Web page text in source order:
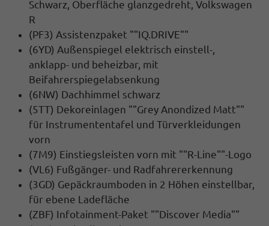
Schwarz, Oberfläche glanzgedreht, Volkswagen
R
(PF3) Assistenzpaket ""IQ.DRIVE""
(6YD) Außenspiegel elektrisch einstell-,
anklapp- und beheizbar, mit
Beifahrerspiegelabsenkung
(6NW) Dachhimmel schwarz
(5TT) Dekoreinlagen ""Grey Anondized Matt""
für Instrumententafel und Türverkleidungen
vorn
(7M9) Einstiegsleisten vorn mit ""R-Line""-Logo
(VL6) Fußgänger- und Radfahrererkennung
(3GD) Gepäckraumboden in 2 Höhen einstellbar,
für ebene Ladefläche
(ZBF) Infotainment-Paket ""Discover Media""